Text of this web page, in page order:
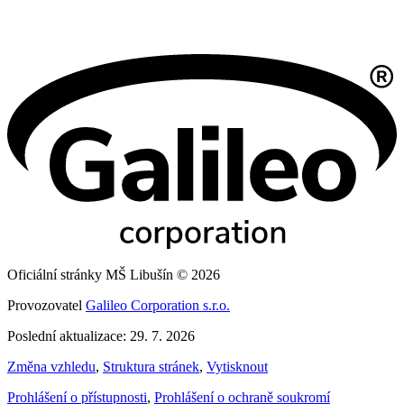
Oficiální stránky MŠ Libušín © 2026
Provozovatel Galileo Corporation s.r.o.
Poslední aktualizace: 29. 7. 2026
Změna vzhledu, Struktura stránek, Vytisknout
Prohlášení o přístupnosti, Prohlášení o ochraně soukromí